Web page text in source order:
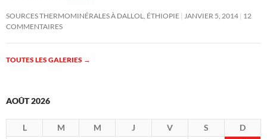
SOURCES THERMOMINÉRALES À DALLOL, ÉTHIOPIE JANVIER 5, 2014 12
COMMENTAIRES
TOUTES LES GALERIES →
AOÛT 2026
L M M J V S
D